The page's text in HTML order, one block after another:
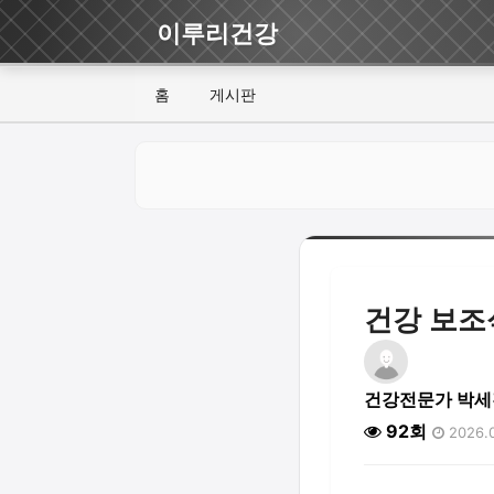
이루리건강
홈 게시판
건강 보
건강전문가 박
92회